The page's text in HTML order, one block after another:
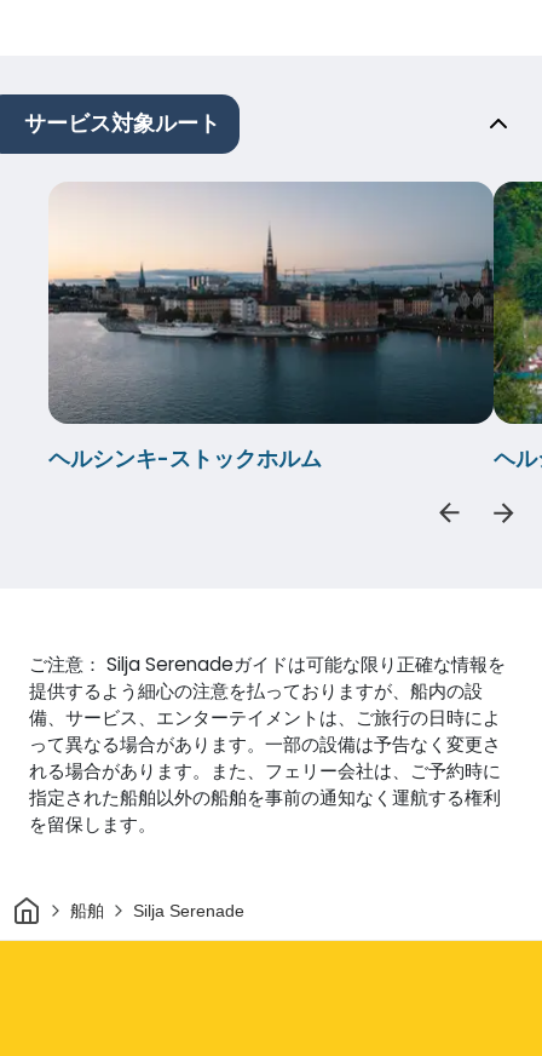
サービス対象ルート
ヘルシンキ-ストックホルム ヘ
ご注意： Silja Serenadeガイドは可能な限り正確な情報を
提供するよう細心の注意を払っておりますが、船内の設
備、サービス、エンターテイメントは、ご旅行の日時によ
って異なる場合があります。一部の設備は予告なく変更さ
れる場合があります。また、フェリー会社は、ご予約時に
指定された船舶以外の船舶を事前の通知なく運航する権利
を留保します。
家 船舶 Silja Serenade